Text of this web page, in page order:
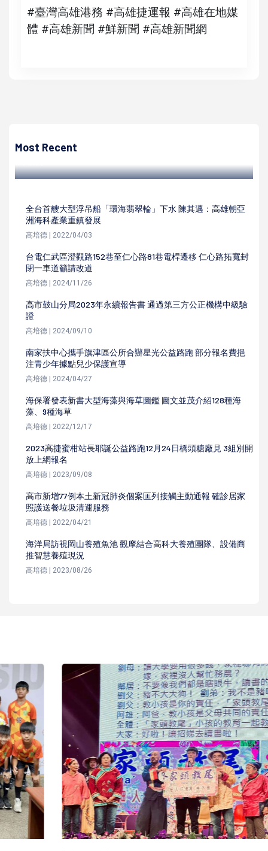
#臺灣高雄港務 #高雄捷運報 #高雄在地媒
體 #高雄新聞 #鮮新聞 #高雄新聞網
Most Recent
保專車一輛
全台首艘大型浮吊船「環海翡翠輪」下水 陳其邁：高雄朝亞
洲海科產業重鎮發展
高培德 | 2022/04/03
台電仁武區澄觀路152巷至仁心路81巷電桿遷移 仁心路拓寬封
閉一車道籲請改道
高培德 | 2024/11/26
高市鼓山分局2023年永續報告書 通過第三方公正機構中級驗
證
高培德 | 2024/09/10
南家扶中心攜手旗津區公所合辦星光公益路跑 部分報名費挹
注青少年據點兒少保護宣導
高培德 | 2024/04/27
海保署發表新書大型海藻與海草圖鑑 圖文並茂介紹128種海
藻、9種海草
高培德 | 2022/12/17
2023高捷蜜柑站長耶誕公益路跑12月24日橋頭糖廠見 3組別開
放上網報名
高培德 | 2023/09/08
高市新增77例本土新冠肺炎個案匡列接觸主動通報 確診居家
照護送餐垃圾清運服務
高培德 | 2022/04/21
海洋局訪視岡山養殖魚池 觀摩結合高科大養殖團隊、設備商
推智慧養殖現況
高培德 | 2023/08/26